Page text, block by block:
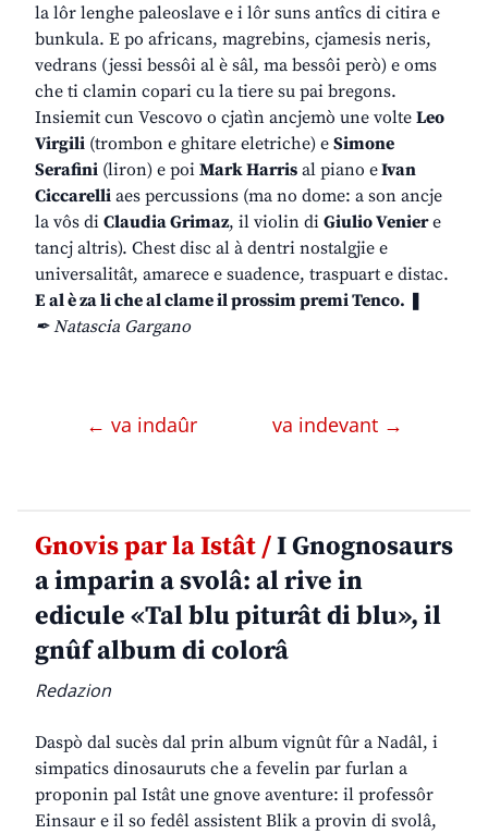
la lôr lenghe paleoslave e i lôr suns antîcs di citira e
bunkula. E po africans, magrebins, cjamesis neris,
vedrans (jessi bessôi al è sâl, ma bessôi però) e oms
che ti clamin copari cu la tiere su pai bregons.
Insiemit cun Vescovo o cjatìn ancjemò une volte Leo
Virgili (trombon e ghitare eletriche) e Simone
Serafini (liron) e poi Mark Harris al piano eIvan
Ciccarelli aes percussions (ma no dome: a son ancje
la vôs di Claudia Grimaz, il violin di Giulio Veniere
tancj altris). Chest disc al à dentri nostalgjie e
universalitât, amarece e suadence, traspuart e distac.
E al è za li che al clame il prossim premi Tenco.
✒ Natascia Gargano
← va indaûr va indevant →
Gnovis par la Istât /I Gnognosaurs
a imparin a svolâ: al rive in
edicule «Tal blu piturât di blu», il
gnûf album di colorâ
Redazion
Daspò dal sucès dal prin album vignût fûr a Nadâl, i
simpatics dinosauruts che a fevelin par furlan a
proponin pal Istât une gnove aventure: il professôr
Einsaur e il so fedêl assistent Blik a provin di svolâ,